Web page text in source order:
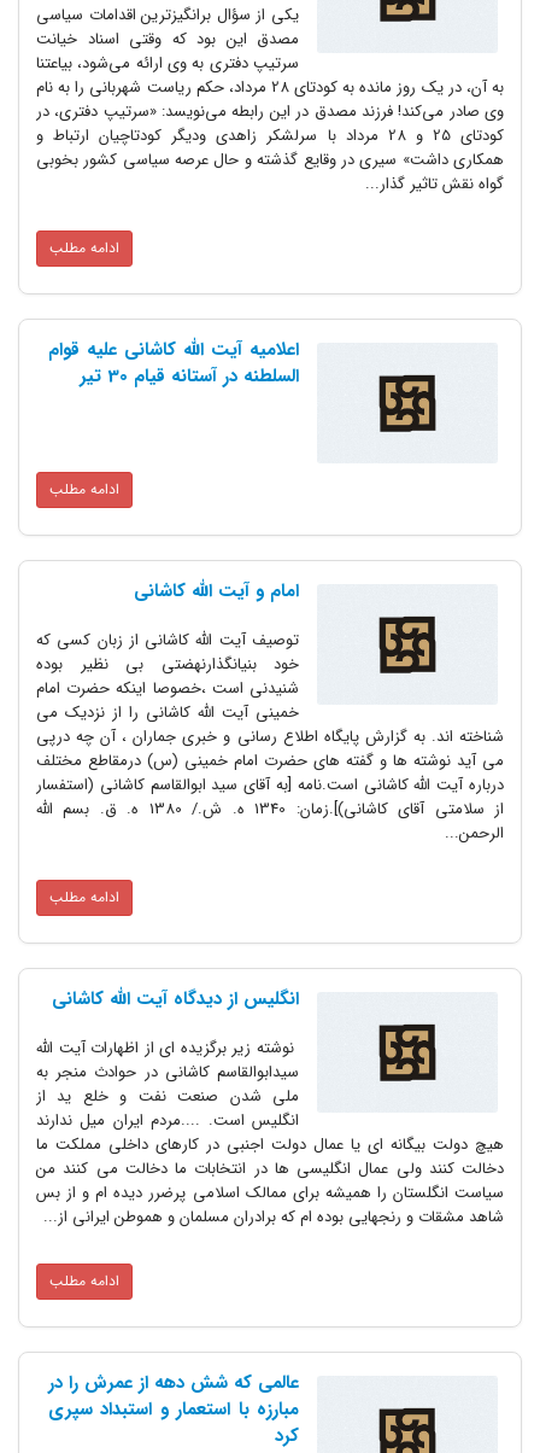
یکی از سؤال برانگیزترین اقدامات سیاسی
مصدق این بود که وقتی اسناد خیانت
سرتیپ دفتری به وی ارائه می‌شود، بی­اعتنا
به آن، در یک روز مانده به کودتای 28 مرداد، حکم ریاست شهربانی را به نام
وی صادر می‌کند! فرزند مصدق در این رابطه می‌نویسد: «سرتیپ دفتری، در
کودتای 25 و 28 مرداد با سرلشکر زاهدی ودیگر کودتاچیان ارتباط و
همکاری داشت» سیری در وقایع گذشته و حال عرصه سیاسی کشور بخوبی
گواه نقش تاثیر گذار...
ادامه مطلب
اعلامیه آیت الله کاشانی علیه قوام
السلطنه در آستانه قیام 30 تیر
ادامه مطلب
امام و آیت الله کاشانی
توصیف آیت الله کاشانی از زبان کسی که
خود بنیانگذارنهضتی بی نظیر بوده
شنیدنی است ،خصوصا اینکه حضرت امام
خمینی آیت الله کاشانی را از نزدیک می
شناخته اند. به گزارش پایگاه اطلاع رسانی و خبری جماران ، آن چه درپی
می آید نوشته ها و گفته های حضرت امام خمینی (س) درمقاطع مختلف
درباره آیت الله کاشانی است.نامه [به آقاى سید ابوالقاسم کاشانى (استفسار
از سلامتى آقاى کاشانى)].زمان: 1340 ه. ش./ 1380 ه. ق. بسم اللَّه
الرحمن...
ادامه مطلب
انگلیس از دیدگاه آیت الله کاشانی
نوشته زیر برگزیده ای از اظهارات آیت الله
سیدابوالقاسم کاشانی در حوادث منجر به
ملی شدن صنعت نفت و خلع ید از
انگلیس است. ....مردم ایران میل ندارند
هیچ دولت بیگانه ای یا عمال دولت اجنبی در کارهای داخلی مملکت ما
دخالت کنند ولی عمال انگلیسی ها در انتخابات ما دخالت می کنند من
سیاست انگلستان را همیشه برای ممالک اسلامی پرضرر دیده ام و از بس
شاهد مشقات و رنجهایی بوده ام که برادران مسلمان و هموطن ایرانی از...
ادامه مطلب
عالمی که شش دهه از عمرش را در
مبارزه با استعمار و استبداد سپری
کرد